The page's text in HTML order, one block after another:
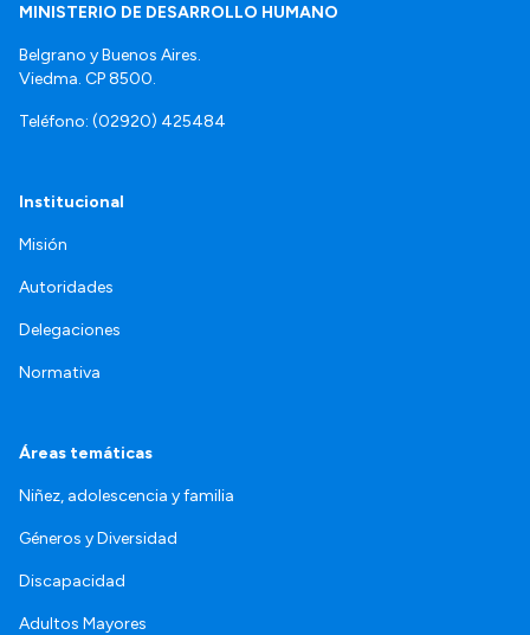
MINISTERIO DE DESARROLLO HUMANO
Belgrano y Buenos Aires.
Viedma. CP 8500.
Teléfono: (02920) 425484
Institucional
Misión
Autoridades
Delegaciones
Normativa
Áreas temáticas
Niñez, adolescencia y familia
Géneros y Diversidad
Discapacidad
Adultos Mayores